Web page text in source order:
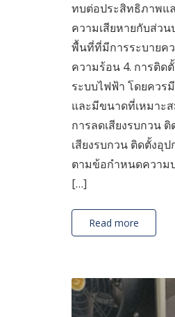
ทบต่อประสิทธิภาพแ
ความเสียหายกับส่วน
พื้นที่ที่มีการระบายค
ความร้อน 4. การติด
ระบบไฟฟ้า โดยคว
และมีขนาดที่เหมาะ
การลดเสียงรบกวน
เสียงรบกวน ติดตั้งอุ
ตามข้อกำหนดความ
[…]
Read more